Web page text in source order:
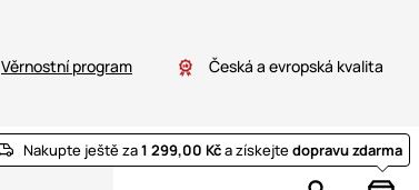
Věrnostní program
Česká a evropská kvalita
Nakupte ještě za1 299,00 Kča získejtedopravu zdarma